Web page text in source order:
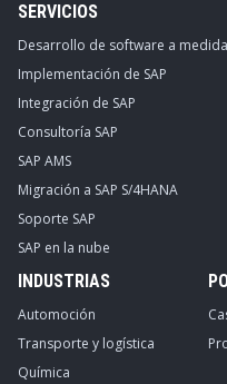
SERVICIOS
Desarrollo de software a medida
Implementación de SAP
Integración de SAP
Consultoría SAP
SAP AMS
Migración a SAP S/4HANA
Soporte SAP
SAP en la nube
INDUSTRIAS
Automoción
Transporte y logística
Química